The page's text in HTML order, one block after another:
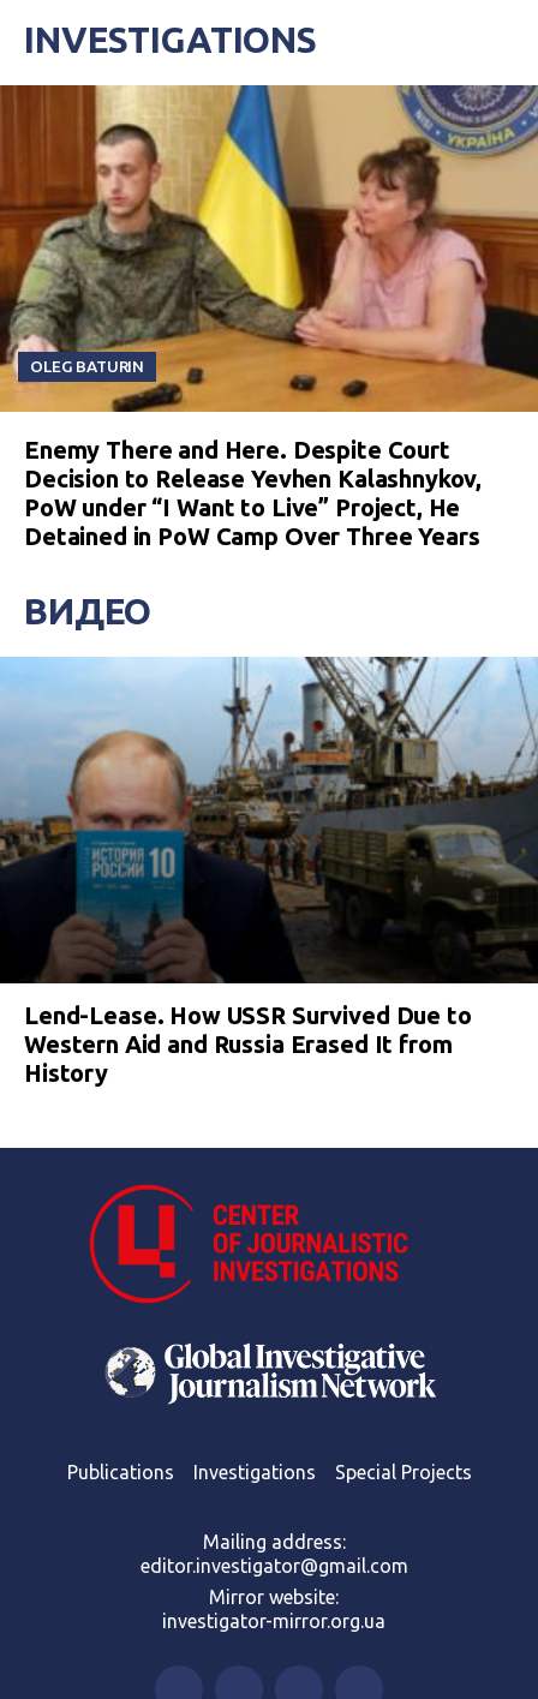
INVESTIGATIONS
OLEG BATURIN
Enemy There and Here. Despite Court
Decision to Release Yevhen Kalashnykov,
PoW under “I Want to Live” Project, He
Detained in PoW Camp Over Three Years
ВИДЕО
Lend-Lease. How USSR Survived Due to
Western Aid and Russia Erased It from
History
Publications Investigations Special Projects
Mailing address:
editor.investigator@gmail.com
Mirror website:
investigator-mirror.org.ua